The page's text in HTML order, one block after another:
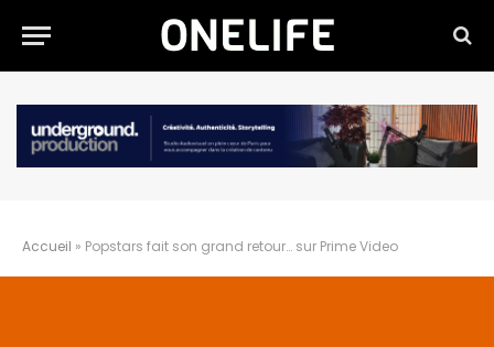
Accueil » Popstars fait son grand retour… sur Prime Video